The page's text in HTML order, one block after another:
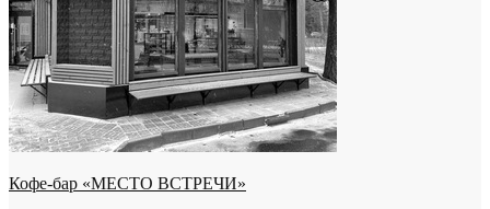
Кофе-бар «МЕСТО ВСТРЕЧИ»